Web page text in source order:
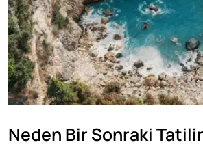
Neden Bir Sonraki